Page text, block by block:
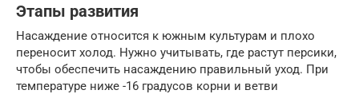
Этапы развития
Насаждение относится к южным культурам и плохо
переносит холод. Нужно учитывать, где растут персики,
чтобы обеспечить насаждению правильный уход. При
температуре ниже -16 градусов корни и ветви